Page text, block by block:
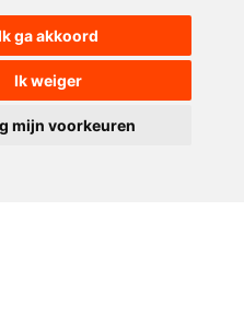
ga akkoord
Ik weiger
mijn voorkeuren